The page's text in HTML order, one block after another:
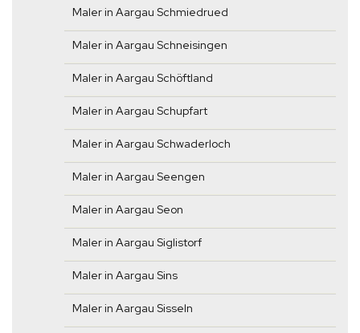
Maler in Aargau Schmiedrued
Maler in Aargau Schneisingen
Maler in Aargau Schöftland
Maler in Aargau Schupfart
Maler in Aargau Schwaderloch
Maler in Aargau Seengen
Maler in Aargau Seon
Maler in Aargau Siglistorf
Maler in Aargau Sins
Maler in Aargau Sisseln